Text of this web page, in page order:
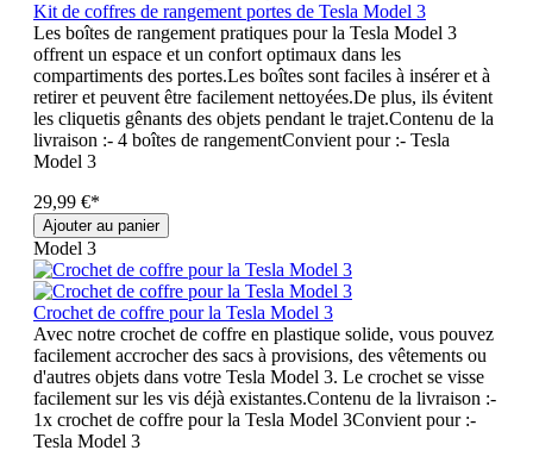
Kit de coffres de rangement portes de Tesla Model 3
Les boîtes de rangement pratiques pour la Tesla Model 3
offrent un espace et un confort optimaux dans les
compartiments des portes.Les boîtes sont faciles à insérer et à
retirer et peuvent être facilement nettoyées.De plus, ils évitent
les cliquetis gênants des objets pendant le trajet.Contenu de la
livraison :- 4 boîtes de rangementConvient pour :- Tesla
Model 3
29,99 €*
Ajouter au panier
Model 3
Crochet de coffre pour la Tesla Model 3
Avec notre crochet de coffre en plastique solide, vous pouvez
facilement accrocher des sacs à provisions, des vêtements ou
d'autres objets dans votre Tesla Model 3. Le crochet se visse
facilement sur les vis déjà existantes.Contenu de la livraison :-
1x crochet de coffre pour la Tesla Model 3Convient pour :-
Tesla Model 3